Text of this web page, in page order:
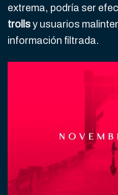
extrema, podría ser
trollsy usuarios
información filtrada.